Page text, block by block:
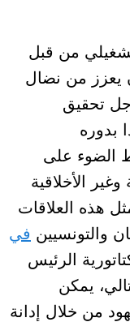
من قبل
يعزز من نضال
تحقيق
بدوره
الضوء على
وغير الأخلاقية
هذه العلاقات
والتونسيين في
الرئيس
يمكن
من خلال إدانة